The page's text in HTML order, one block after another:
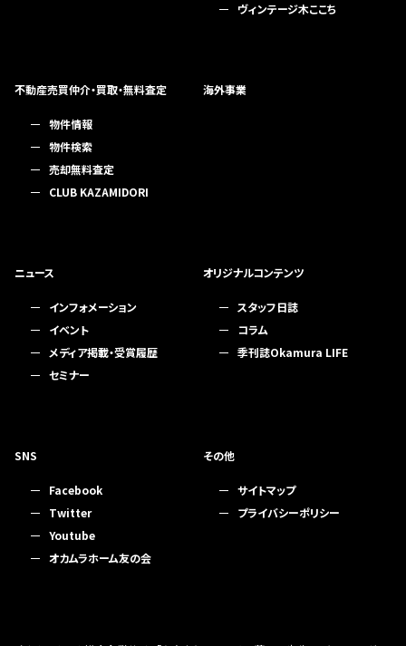
ヴィンテージ木ここち
不動産売買仲介・買取・無料査定
物件情報
物件検索
売却無料査定
CLUB KAZAMIDORI
海外事業
ニュース
インフォメーション
イベント
メディア掲載・受賞履歴
セミナー
オリジナルコンテンツ
スタッフ日誌
コラム
季刊誌Okamura LIFE
SNS
Facebook
Twitter
Youtube
オカムラホーム友の会
その他
サイトマップ
プライバシーポリシー